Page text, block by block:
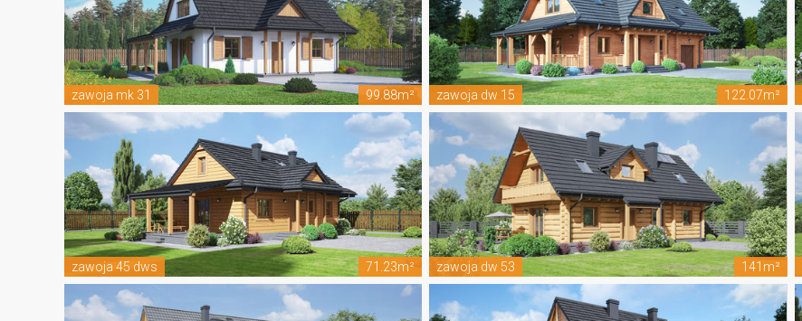
zawoja mk 31 99.88m² zawoja dw 15 122.07m²
zawoja 45 dws 71.23m² zawoja dw 53 141m²